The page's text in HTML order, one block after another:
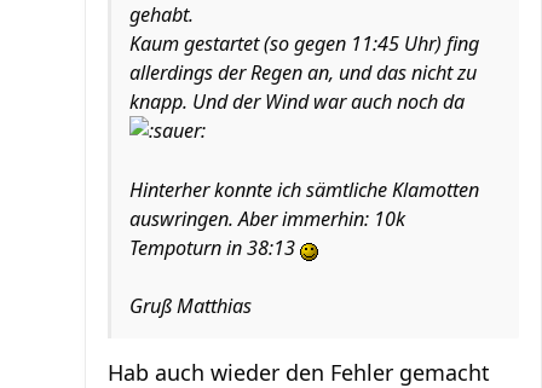
gehabt.
Kaum gestartet (so gegen 11:45 Uhr) fing
allerdings der Regen an, und das nicht zu
knapp. Und der Wind war auch noch da
Hinterher konnte ich sämtliche Klamotten
auswringen. Aber immerhin: 10k
Tempoturn in 38:13
Gruß Matthias
Hab auch wieder den Fehler gemacht